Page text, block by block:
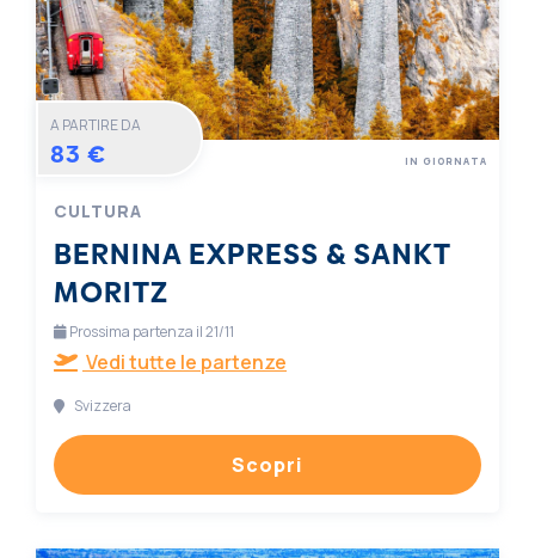
A PARTIRE DA
83 €
CULTURA
BERNINA EXPRESS & SANKT
MORITZ
IN GIORNATA
Prossima partenza il 21/11
Vedi tutte le partenze
Svizzera
Scopri